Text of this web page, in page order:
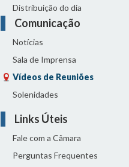
Distribuição do dia
Comunicação
Notícias
Sala de Imprensa
Vídeos de Reuniões
Solenidades
Links Úteis
Fale com a Câmara
Perguntas Frequentes